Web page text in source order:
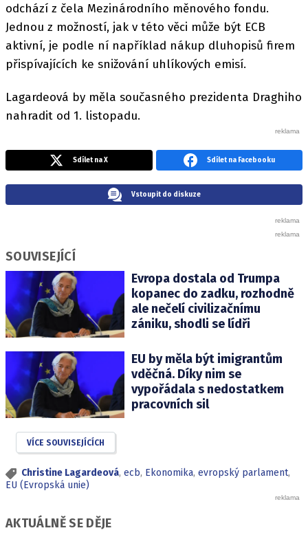
odchází z čela Mezinárodního měnového fondu.
Jednou z možností, jak v této věci může být ECB
aktivní, je podle ní například nákup dluhopisů firem
přispívajících ke snižování uhlíkových emisí.
Lagardeová by měla současného prezidenta Draghiho
nahradit od 1. listopadu.
Sdílet na X Sdílet na Facebooku
Vstoupit do diskuze
SOUVISEJÍCÍ
Evropa dostala od Trumpa
kopanec do zadku, rozhodně
ale nečelí civilizačnímu
zániku, shodli se lídři
EU by měla být imigrantům
vděčná. Díky nim se
vypořádala s nedostatkem
pracovních sil
VÍCE SOUVISEJÍCÍCH
Christine Lagardeová, ecb, Ekonomika, evropský parlament,
EU (Evropská unie)
AKTUÁLNĚ SE DĚJE